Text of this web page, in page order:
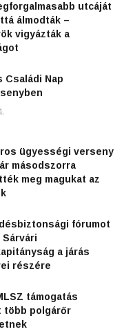
utcáját
álmodták –
vigyázták a
Családi Nap
ügyességi verseny
másodszorra
meg magukat az
fórumot
a járás
részére
támogatás
több polgárőr